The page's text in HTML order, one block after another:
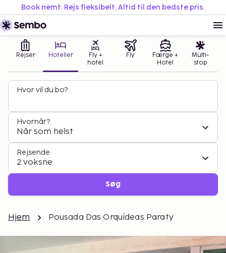
Book nemt. Rejs fleksibelt. Altid til den bedste pris.
Rejser Hoteller
Fly +
hotel
Fly
Færge +
Hotel
Multi-
stop
Hvor vil du bo?
Hvornår?
Når som helst
Rejsende
2 voksne
Søg
Hjem Pousada Das Orquídeas Paraty